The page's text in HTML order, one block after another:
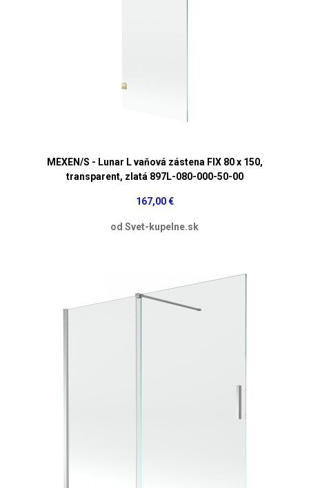
MEXEN/S - Lunar L vaňová zástena FIX 80 x 150,
transparent, zlatá 897L-080-000-50-00
167,00 €
od Svet-kupelne.sk